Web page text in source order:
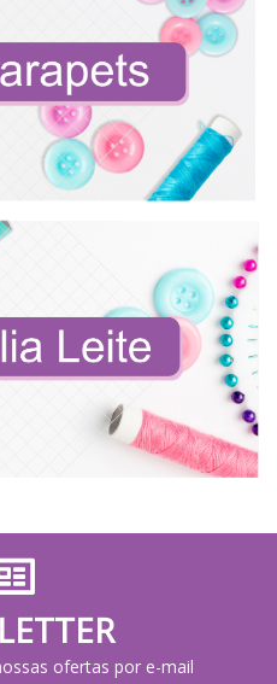
ofertas por e-mail